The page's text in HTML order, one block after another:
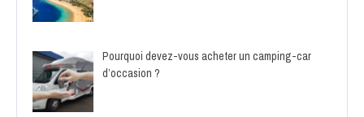
Pourquoi devez-vous acheter un camping-car
d’occasion ?